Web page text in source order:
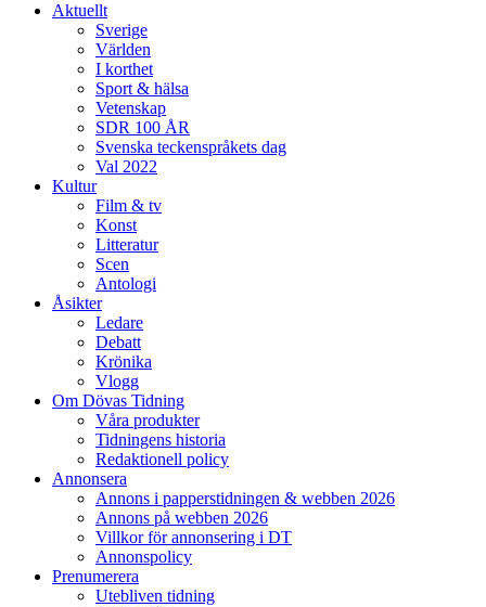
Aktuellt
Sverige
Världen
I korthet
Sport & hälsa
Vetenskap
SDR 100 ÅR
Svenska teckenspråkets dag
Val 2022
Kultur
Film & tv
Konst
Litteratur
Scen
Antologi
Åsikter
Ledare
Debatt
Krönika
Vlogg
Om Dövas Tidning
Våra produkter
Tidningens historia
Redaktionell policy
Annonsera
Annons i papperstidningen & webben 2026
Annons på webben 2026
Villkor för annonsering i DT
Annonspolicy
Prenumerera
Utebliven tidning